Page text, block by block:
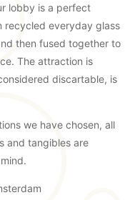
lobby is a perfect
recycled everyday glass
then fused together to
The attraction is
discartable, is
we have chosen, all
and tangibles are